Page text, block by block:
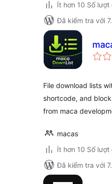
Ít hơn 10 Số
Đã kiểm tra với
File download lists
shortcode, and
from maca
macas
Ít hơn 10 Số
Đã kiểm tra với